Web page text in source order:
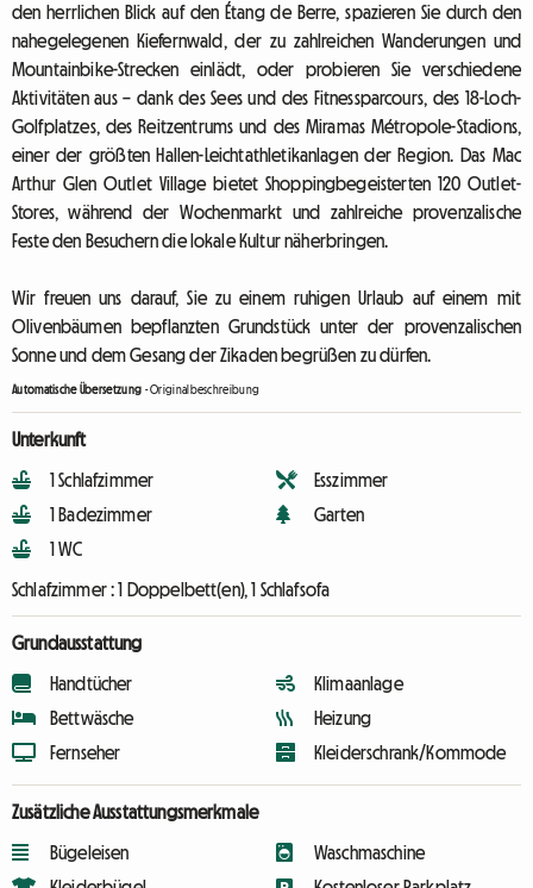
den herrlichen Blick auf den Étang de Berre, spazieren Sie durch den
nahegelegenen Kiefernwald, der zu zahlreichen Wanderungen und
Mountainbike-Strecken einlädt, oder probieren Sie verschiedene
Aktivitäten aus – dank des Sees und des Fitnessparcours, des 18-Loch-
Golfplatzes, des Reitzentrums und des Miramas Métropole-Stadions,
einer der größten Hallen-Leichtathletikanlagen der Region. Das Mac
Arthur Glen Outlet Village bietet Shoppingbegeisterten 120 Outlet-
Stores, während der Wochenmarkt und zahlreiche provenzalische
Feste den Besuchern die lokale Kultur näherbringen.
Wir freuen uns darauf, Sie zu einem ruhigen Urlaub auf einem mit
Olivenbäumen bepflanzten Grundstück unter der provenzalischen
Sonne und dem Gesang der Zikaden begrüßen zu dürfen.
Automatische Übersetzung -Originalbeschreibung
Unterkunft
1 Schlafzimmer
1 Badezimmer
1 WC
Esszimmer
Garten
Schlafzimmer :1 Doppelbett(en), 1 Schlafsofa
Grundausstattung
Handtücher
Bettwäsche
Fernseher
Klimaanlage
Heizung
Kleiderschrank/Kommode
Zusätzliche Ausstattungsmerkmale
Bügeleisen
Waschmaschine